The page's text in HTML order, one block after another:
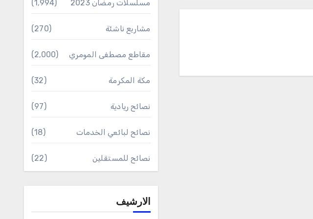
مسلسلات رمضان 2023 (1٬994)
مشاريع ناشئة (270)
مقاطع مصطفى المومري (2٬000)
مكة المكرمة (32)
نصائح ريادية (97)
نصائح لبائعي الخدمات (18)
نصائح للمستقلين (22)
الارشيف